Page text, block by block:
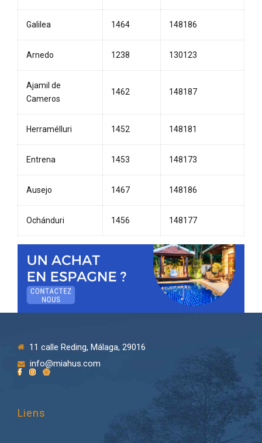
Galilea 1464 148186
Arnedo 1238 130123
Ajamil de
Cameros
1462 148187
Herramélluri 1452 148181
Entrena 1453 148173
Ausejo 1467 148186
Ochánduri 1456 148177
11 calle Reding, Málaga, 29016
info@miahus.com
Liens